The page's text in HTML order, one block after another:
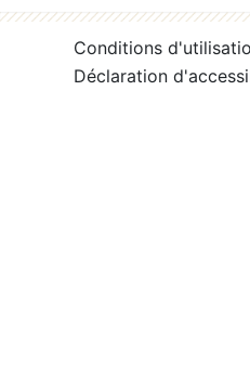
Conditions
Déclaration